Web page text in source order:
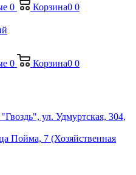
0 Корзина0 0
0 Корзина0 0
ул. Удмуртская, 304,
Пойма, 7 (Хозяйственная